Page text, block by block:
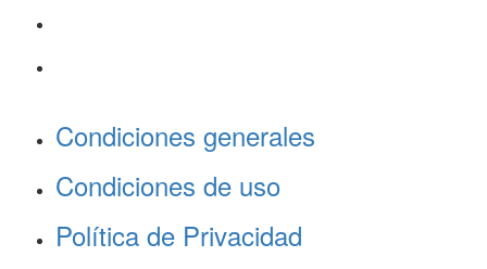
Condiciones generales
Condiciones de uso
Política de Privacidad